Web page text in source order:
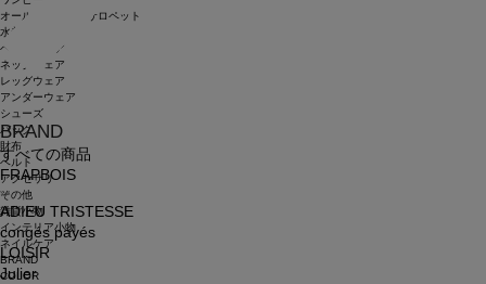
BRAND
すべての商品
FRAPBOIS
ADIEU TRISTESSE
congés payés
LOISIR
Julier
オールインワン・サロペット
水着
ヘッドウェア
ネックウェア
レッグウェア
アンダーウェア
シューズ
バッグ
財布
ベルト
アクセサリ
その他
雑貨小物
インテリア小物
ネイルケア
BRAND
COLOR